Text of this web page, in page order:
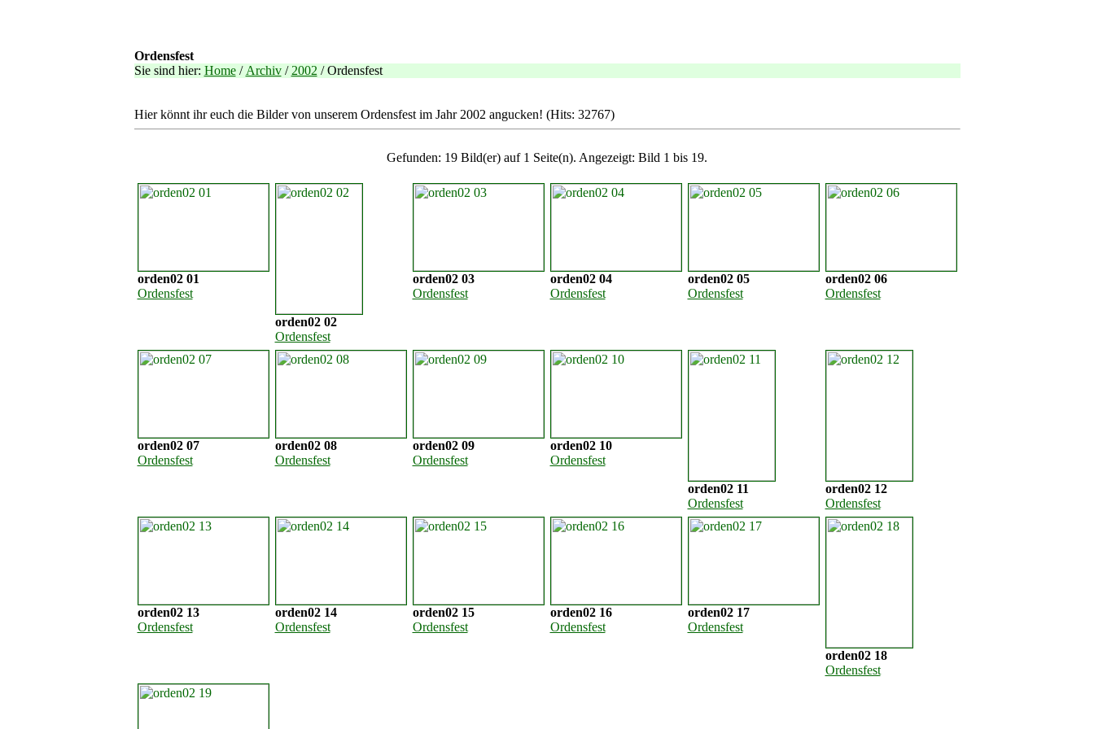
Ordensfest
Sie sind hier: Home/ Archiv/ 2002 / Ordensfest
Hier könnt ihr euch die Bilder von unserem Ordensfest im Jahr 2002 angucken! (Hits: 32767)
Gefunden: 19 Bild(er) auf 1 Seite(n). Angezeigt: Bild 1 bis 19.
orden02 01
Ordensfest
orden02 02
Ordensfest
orden02 03
Ordensfest
orden02 04
Ordensfest
orden02 05
Ordensfest
orden02 06
Ordensfest
orden02 07
Ordensfest
orden02 08
Ordensfest
orden02 09
Ordensfest
orden02 10
Ordensfest
orden02 11
Ordensfest
orden02 12
Ordensfest
orden02 13
Ordensfest
orden02 14
Ordensfest
orden02 15
Ordensfest
orden02 16
Ordensfest
orden02 17
Ordensfest
orden02 18
Ordensfest